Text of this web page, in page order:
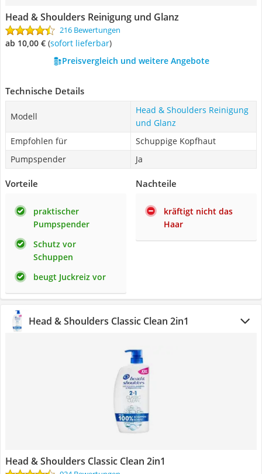
Head & Shoulders Reinigung und Glanz
216 Bewertungen
ab 10,00 € ( Sofort lieferbar)
Preisvergleich und weitere Angebote
Technische Details
Modell
Head & Shoulders Reinigung
und Glanz
Empfohlen für
Schuppige Kopfhaut
Pumpspender
Ja
Vorteile
praktischer
Pumpspender
Schutz vor
Schuppen
beugt Juckreiz vor
Nachteile
kräftigt nicht das
Haar
Head & Shoulders Classic Clean 2in1
Head & Shoulders Classic Clean 2in1